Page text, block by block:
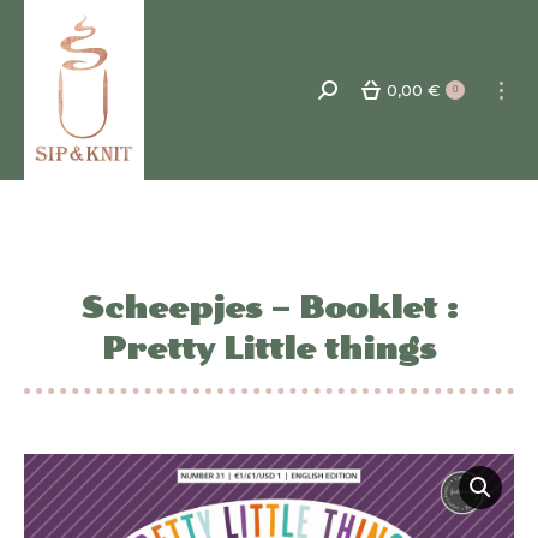
Recherche
0,00 € 0
Scheepjes – Booklet :
Pretty Little things